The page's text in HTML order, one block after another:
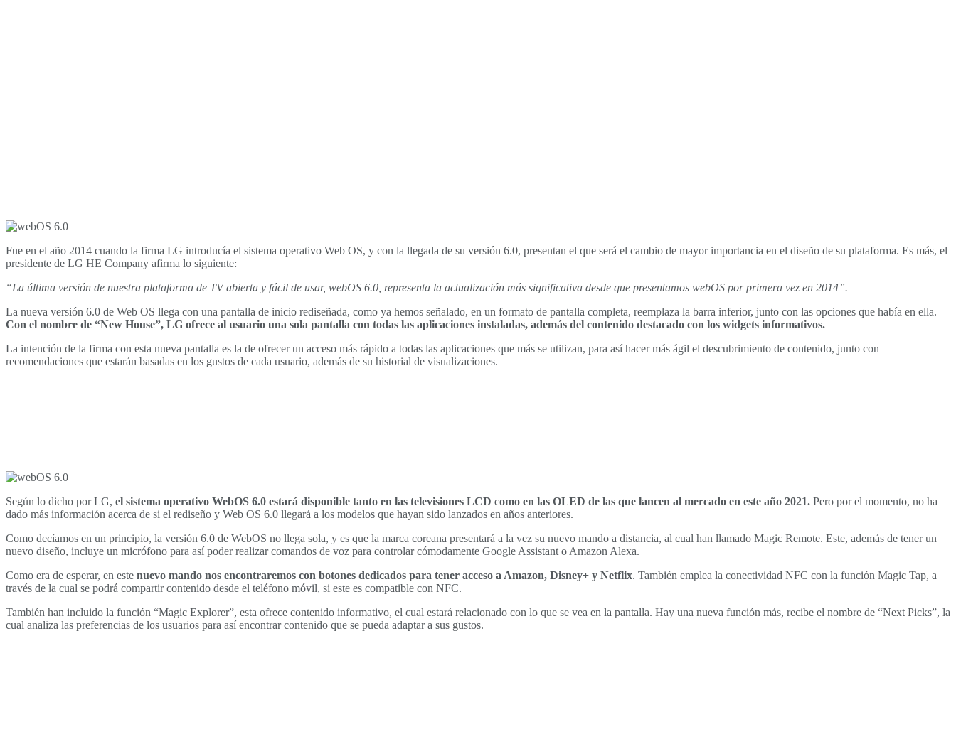
Fue en el año 2014 cuando la firma LG introducía el sistema operativo Web OS, y con la llegada de su versión 6.0, presentan el que será el cambio de mayor importancia en el diseño de su plataforma. Es más, el
presidente de LG HE Company afirma lo siguiente:
“La última versión de nuestra plataforma de TV abierta y fácil de usar, webOS 6.0, representa la actualización más significativa desde que presentamos webOS por primera vez en 2014”.
La nueva versión 6.0 de Web OS llega con una pantalla de inicio rediseñada, como ya hemos señalado, en un formato de pantalla completa, reemplaza la barra inferior, junto con las opciones que había en ella.
Con el nombre de “New House”, LG ofrece al usuario una sola pantalla con todas las aplicaciones instaladas, además del contenido destacado con los widgets informativos.
La intención de la firma con esta nueva pantalla es la de ofrecer un acceso más rápido a todas las aplicaciones que más se utilizan, para así hacer más ágil el descubrimiento de contenido, junto con
recomendaciones que estarán basadas en los gustos de cada usuario, además de su historial de visualizaciones.
Según lo dicho por LG, el sistema operativo WebOS 6.0 estará disponible tanto en las televisiones LCD como en las OLED de las que lancen al mercado en este año 2021. Pero por el momento, no ha
dado más información acerca de si el rediseño y Web OS 6.0 llegará a los modelos que hayan sido lanzados en años anteriores.
Como decíamos en un principio, la versión 6.0 de WebOS no llega sola, y es que la marca coreana presentará a la vez su nuevo mando a distancia, al cual han llamado Magic Remote. Este, además de tener un
nuevo diseño, incluye un micrófono para así poder realizar comandos de voz para controlar cómodamente Google Assistant o Amazon Alexa.
Como era de esperar, en este nuevo mando nos encontraremos con botones dedicados para tener acceso a Amazon, Disney+ y Netflix. También emplea la conectividad NFC con la función Magic Tap, a
través de la cual se podrá compartir contenido desde el teléfono móvil, si este es compatible con NFC.
También han incluido la función “Magic Explorer”, esta ofrece contenido informativo, el cual estará relacionado con lo que se vea en la pantalla. Hay una nueva función más, recibe el nombre de “Next Picks”, la
cual analiza las preferencias de los usuarios para así encontrar contenido que se pueda adaptar a sus gustos.